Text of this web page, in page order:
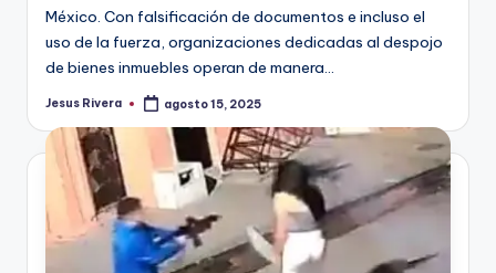
México. Con falsificación de documentos e incluso el
uso de la fuerza, organizaciones dedicadas al despojo
de bienes inmuebles operan de manera…
Publicado
Jesus Rivera agosto 15, 2025